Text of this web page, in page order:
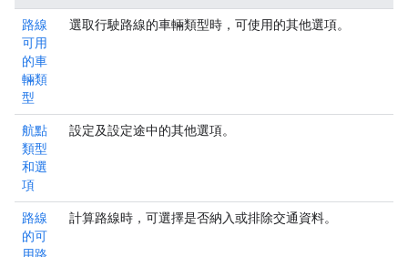
路線
可用
的車
輛類
型
選取行駛路線的車輛類型時，可使用的其他選項。
航點
類型
和選
項
設定及設定途中的其他選項。
路線
的可
計算路線時，可選擇是否納入或排除交通資料。